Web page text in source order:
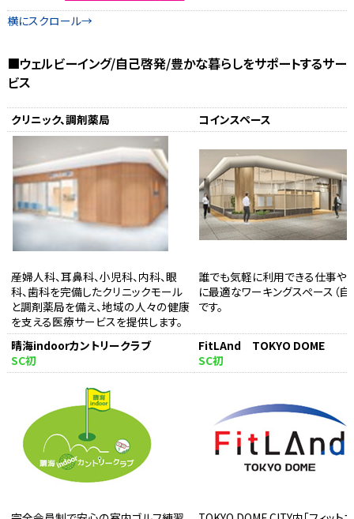
■ウェルビーイング/自己啓発/豊かな暮らしをサポートするサー
ビス
クリニック、調剤薬局 コインスペース
産婦人科、耳鼻科、小児科、内科、眼
科、歯科を完備したクリニックモール
と調剤薬局を備え、地域の人々の健康
を支える医療サービスを提供します。
誰でも気軽に利用できる仕事や
に最適なワーキングスペース（自
です。
晴海indoorカントリークラブ
SC初
FitLAnd TOKYO DOME
SC初